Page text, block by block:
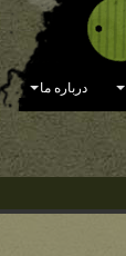
درباره ما